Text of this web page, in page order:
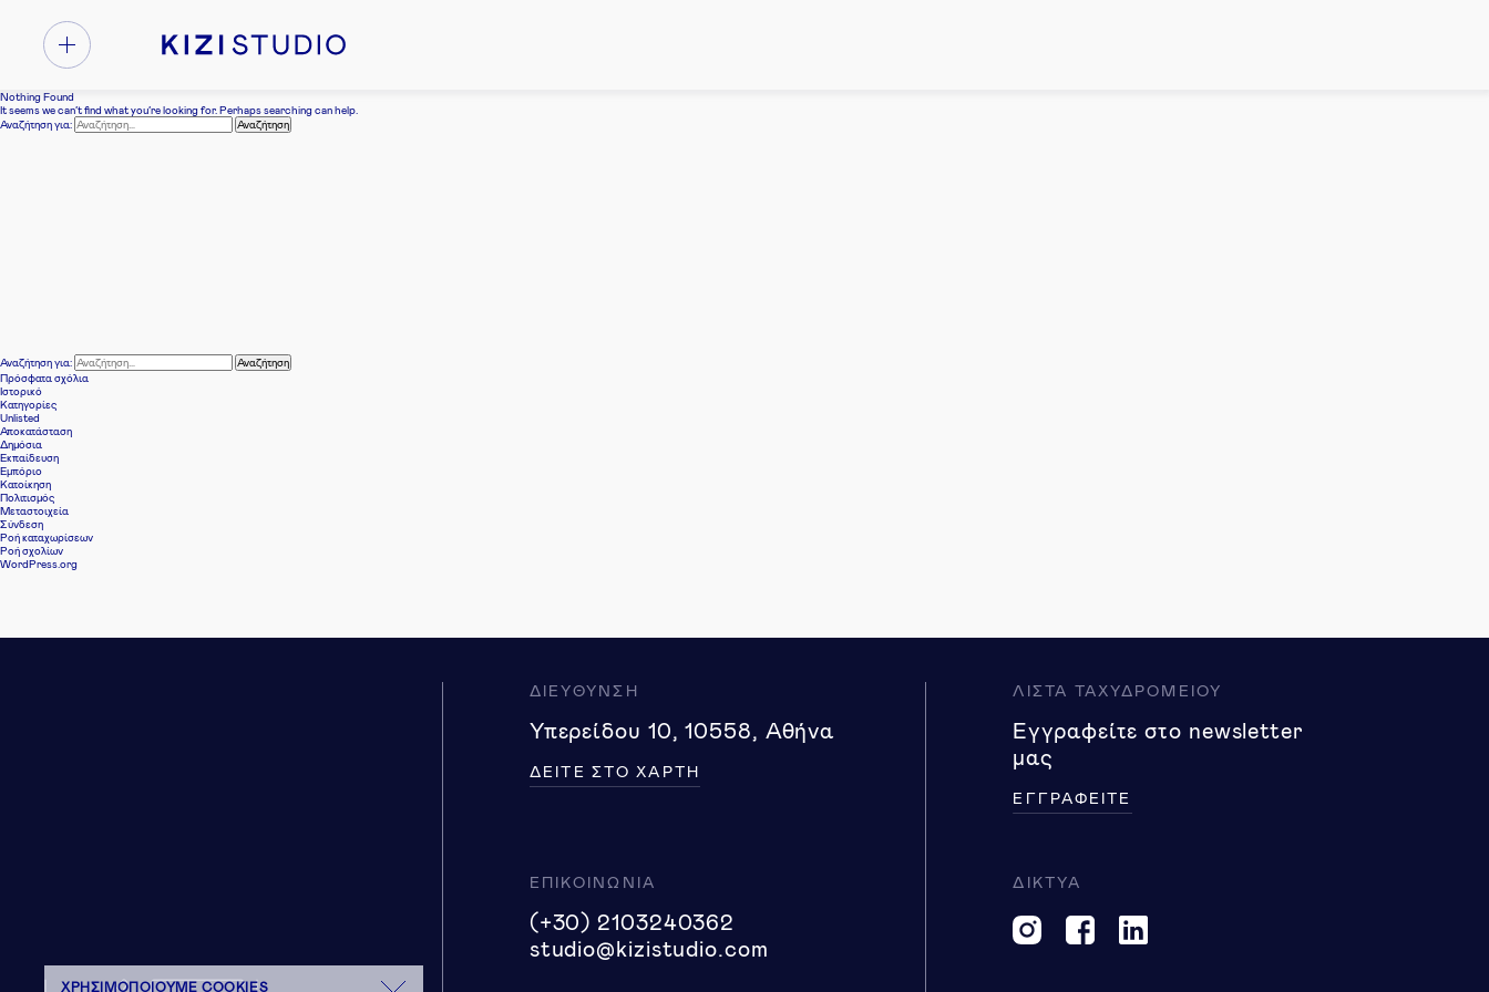
Nothing Found
It seems we can’t find what you’re looking for. Perhaps searching can help.
Αναζήτηση για:
Αναζήτηση για:
Πρόσφατα σχόλια
Ιστορικό
Kατηγορίες
Unlisted
Αποκατάσταση
Δημόσια
Εκπαίδευση
Εμπόριο
Κατοίκηση
Πολιτισμός
Μεταστοιχεία
Σύνδεση
Ροή καταχωρίσεων
Ροή σχολίων
WordPress.org
ΧΡΗΣΙΜΟΠΟΙΟΎΜΕ COOKIES
ΔΙΕΥΘΥΝΣΗ
Υπερείδου 10, 10558, Αθήνα
ΔΕΙΤΕ ΣΤΟ ΧΑΡΤΗ
ΕΠΙΚΟΙΝΩΝΙΑ
(+30) 2103240362
studio@kizistudio.com
ΛΙΣΤΑ ΤΑΧΥΔΡΟΜΕΙΟΥ
Εγγραφείτε στο newsletter
μας
ΕΓΓΡΑΦΕΙΤΕ
ΔΙΚΤΥΑ